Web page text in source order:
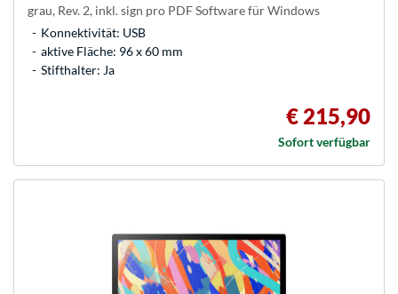
grau, Rev. 2, inkl. sign pro PDF Software für Windows
Konnektivität: USB
aktive Fläche: 96 x 60 mm
Stifthalter: Ja
€ 215,90
Sofort verfügbar